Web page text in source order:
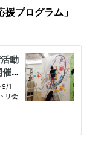
プログラム」